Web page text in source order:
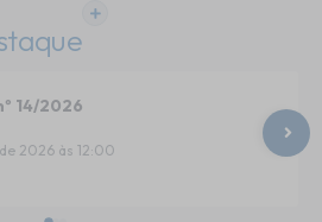
14/2026
2026 12:00